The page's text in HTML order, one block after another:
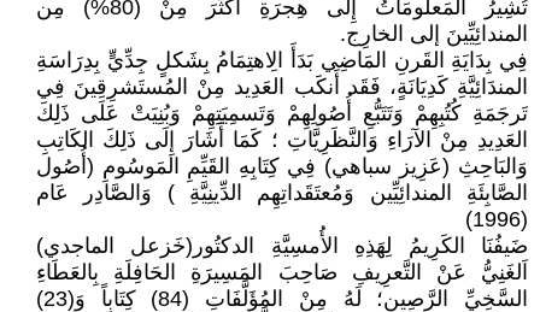
تُشِيرُ المَعلومَاتُ إِلَى هِجرَةِ أَكثَرَ مِنْ (80%) مِن
المندائِيِّينَ إلى الخارِج.
فِي بِدَايَةِ القَرنِ المَاضِي بَدَأَ الِاهتِمَامُ بِشَكلٍ جِدِّيٍّ بِدِرَاسَةِ
المندَائِيَّةِ كَدِيَانَةٍ، فَقَد أَنكَب العَدِيد مِنْ المُستَشرِقِينَ فِي
تَرجَمَةِ كُتُبِهِمْ وَتَتَبُّعِ أُصُولِهِمْ وَتَسمِيَتِهِمْ وَبُنِيَتْ عَلَى ذَلِكَ
العَدِيدِ مِنْ الآرَاءِ وَالنَّظَرِيَّاتِ ؛ كَمَا أَشَارَ إِلَى ذَلِكَ الكَاتِبِ
وَالبَاحِثِ (عَزِيز سباهي) فِي كِتَابِهِ القَيِّمِ المَوسُومِ (أُصُول
الصَّابِئَةِ المندائِيِّين وَمُعتَقَداتِهِم الدِّينِيَّةِ ) وَالصَّادِر عَام
(1996)
ضَيفُنَا الكَرِيمُ لِهَذِهِ الأُمسِيَّةِ الدكتُور(خَزعل الماجدي)
اَلغَنِيُّ عَنْ التَّعرِيفِ صَاحِبَ المَسِيرَةِ الحَافِلَةِ بِالعَطَاءِ
السَّخِيِّ الرَّصِينِ؛ لَهُ مِنْ المُؤَلَّفَاتِ (84) كِتَاباً وَ(23)